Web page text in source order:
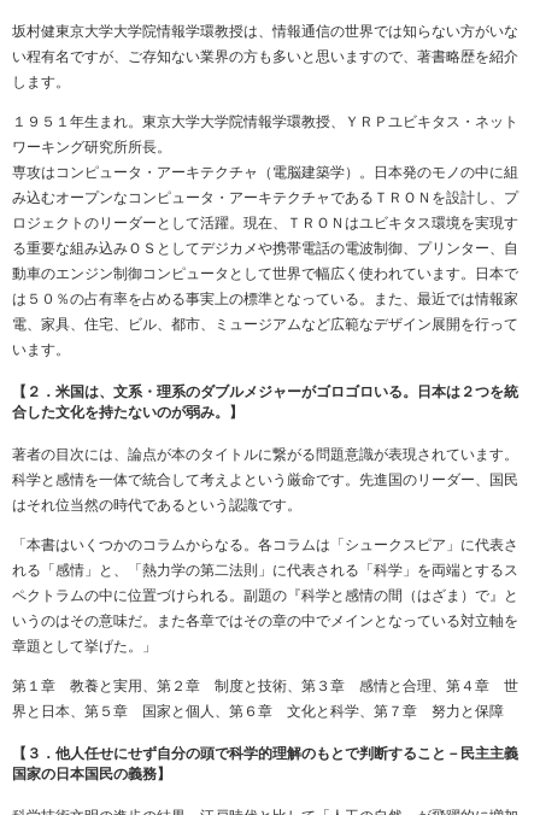
坂村健東京大学大学院情報学環教授は、情報通信の世界では知らない方がいな
い程有名ですが、ご存知ない業界の方も多いと思いますので、著書略歴を紹介
します。
１９５１年生まれ。東京大学大学院情報学環教授、ＹＲＰユビキタス・ネット
ワーキング研究所所長。
専攻はコンピュータ・アーキテクチャ（電脳建築学）。日本発のモノの中に組
み込むオープンなコンピュータ・アーキテクチャであるＴＲＯＮを設計し、プ
ロジェクトのリーダーとして活躍。現在、ＴＲＯＮはユビキタス環境を実現す
る重要な組み込みＯＳとしてデジカメや携帯電話の電波制御、プリンター、自
動車のエンジン制御コンピュータとして世界で幅広く使われています。日本で
は５０％の占有率を占める事実上の標準となっている。また、最近では情報家
電、家具、住宅、ビル、都市、ミュージアムなど広範なデザイン展開を行って
います。
【２．米国は、文系・理系のダブルメジャーがゴロゴロいる。日本は２つを統
合した文化を持たないのが弱み。】
著者の目次には、論点が本のタイトルに繋がる問題意識が表現されています。
科学と感情を一体で統合して考えよという厳命です。先進国のリーダー、国民
はそれ位当然の時代であるという認識です。
「本書はいくつかのコラムからなる。各コラムは「シュークスピア」に代表さ
れる「感情」と、「熱力学の第二法則」に代表される「科学」を両端とするス
ペクトラムの中に位置づけられる。副題の『科学と感情の間（はざま）で』と
いうのはその意味だ。また各章ではその章の中でメインとなっている対立軸を
章題として挙げた。」
第１章 教養と実用、第２章 制度と技術、第３章 感情と合理、第４章 世
界と日本、第５章 国家と個人、第６章 文化と科学、第７章 努力と保障
【３．他人任せにせず自分の頭で科学的理解のもとで判断すること－民主主義
国家の日本国民の義務】